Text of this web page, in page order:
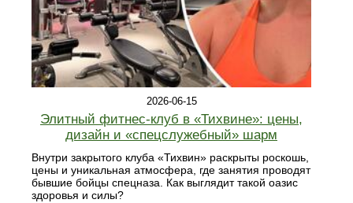
2026-06-15
Элитный фитнес‑клуб в «Тихвине»: цены,
дизайн и «спецслужебный» шарм
Внутри закрытого клуба «Тихвин» раскрыты роскошь,
цены и уникальная атмосфера, где занятия проводят
бывшие бойцы спецназа. Как выглядит такой оазис
здоровья и силы?